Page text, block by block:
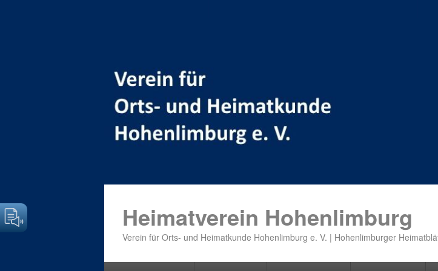
Heimatverein Hohenlimburg
Verein für Orts- und Heimatkunde Hohenlimburg e. V. | Hohenlimburger